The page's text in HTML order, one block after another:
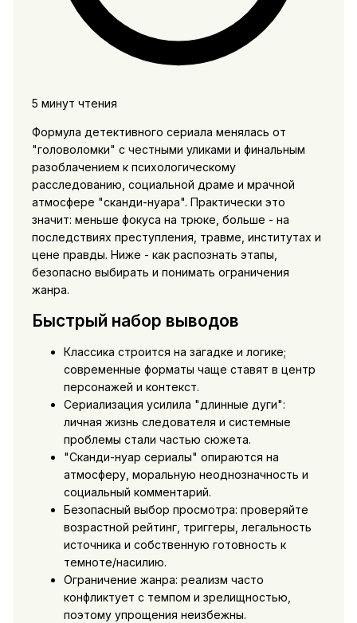
5 минут чтения
Формула детективного сериала менялась от
"головоломки" с честными уликами и финальным
разоблачением к психологическому
расследованию, социальной драме и мрачной
атмосфере "сканди-нуара". Практически это
значит: меньше фокуса на трюке, больше - на
последствиях преступления, травме, институтах и
цене правды. Ниже - как распознать этапы,
безопасно выбирать и понимать ограничения
жанра.
Быстрый набор выводов
Классика строится на загадке и логике;
современные форматы чаще ставят в центр
персонажей и контекст.
Сериализация усилила "длинные дуги":
личная жизнь следователя и системные
проблемы стали частью сюжета.
"Сканди-нуар сериалы" опираются на
атмосферу, моральную неоднозначность и
социальный комментарий.
Безопасный выбор просмотра: проверяйте
возрастной рейтинг, триггеры, легальность
источника и собственную готовность к
темноте/насилию.
Ограничение жанра: реализм часто
конфликтует с темпом и зрелищностью,
поэтому упрощения неизбежны.